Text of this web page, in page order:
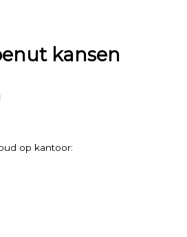
kansen
op kantoor: